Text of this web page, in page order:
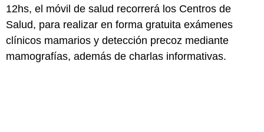
12hs, el móvil de salud recorrerá los Centros de
Salud, para realizar en forma gratuita exámenes
clínicos mamarios y detección precoz mediante
mamografías, además de charlas informativas.